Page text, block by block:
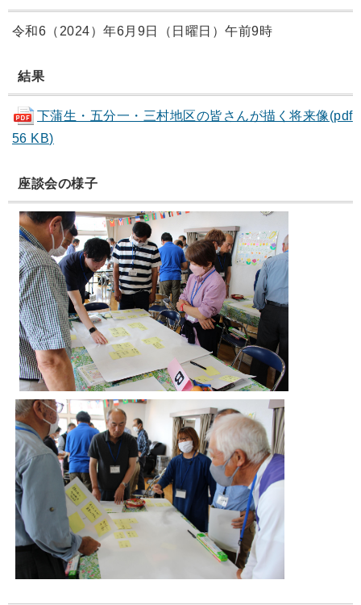
令和6（2024）年6月9日（日曜日）午前9時
結果
下蒲生・五分一・三村地区の皆さんが描く将来像(pdf
56 KB)
座談会の様子